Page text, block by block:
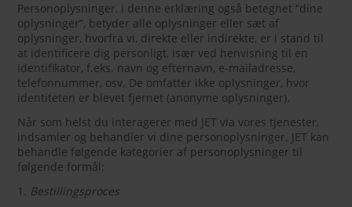
Personoplysninger, i denne erklæring også betegnet “dine
oplysninger”, betyder alle oplysninger eller sæt af
oplysninger, hvorfra vi, direkte eller indirekte, er i stand til
at identificere dig personligt, især ved henvisning til en
identifikator, f.eks. navn og efternavn, e-mailadresse,
telefonnummer, osv. De omfatter ikke oplysninger, hvor
identiteten er blevet fjernet (anonyme oplysninger).
Når som helst du interagerer med JET via vores tjenester,
indsamler og behandler vi dine personoplysninger. JET kan
behandle følgende kategorier af personoplysninger til
følgende formål:
1. Bestillingsproces